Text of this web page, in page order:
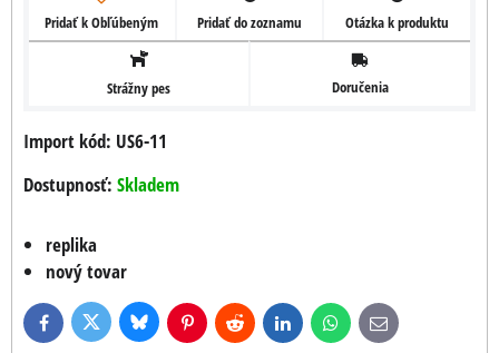
Pridať k Obľúbeným Pridať do zoznamu Otázka k produktu
Strážny pes Doručenia
Import kód: US6-11
Dostupnosť: Skladem
replika
nový tovar
FacebookTwitter BlueskyPinterestReddit LinkedInWhatsApp
E-
mail